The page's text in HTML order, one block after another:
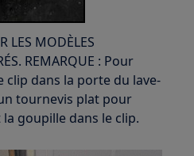
LES MODÈLES
REMARQUE : Pour
clip dans la porte du lave-
tournevis plat pour
goupille dans le clip.